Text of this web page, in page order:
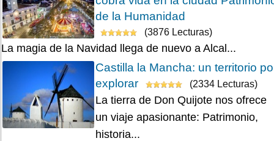
de la Humanidad
(3876 Lecturas)
La magia de la Navidad llega de nuevo a Alcal...
Castilla la Mancha: un territorio
explorar
(2334 Lecturas)
La tierra de Don Quijote nos ofrece
un viaje apasionante: Patrimonio,
historia...